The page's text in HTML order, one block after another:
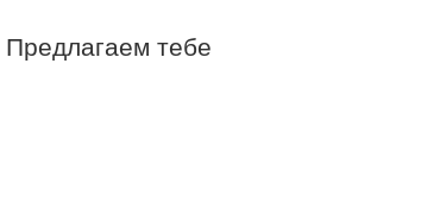
Предлагаем тебе